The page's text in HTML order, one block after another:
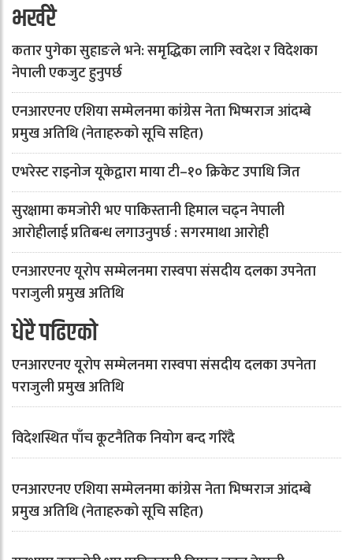
भर्खरै
कतार पुगेका सुहाङले भने: समृद्धिका लागि स्वदेश र विदेशका
नेपाली एकजुट हुनुपर्छ
एनआरएनए एशिया सम्मेलनमा कांग्रेस नेता भिष्मराज आंदम्बे
प्रमुख अतिथि (नेताहरुको सूचि सहित)
एभरेस्ट राइनोज यूकेद्वारा माया टी–१० क्रिकेट उपाधि जित
सुरक्षामा कमजोरी भए पाकिस्तानी हिमाल चढ्न नेपाली
आरोहीलाई प्रतिबन्ध लगाउनुपर्छ : सगरमाथा आरोही
एनआरएनए यूरोप सम्मेलनमा रास्वपा संसदीय दलका उपनेता
पराजुली प्रमुख अतिथि
धेरै पढिएको
एनआरएनए यूरोप सम्मेलनमा रास्वपा संसदीय दलका उपनेता
पराजुली प्रमुख अतिथि
विदेशस्थित पाँच कूटनैतिक नियोग बन्द गरिँदै
एनआरएनए एशिया सम्मेलनमा कांग्रेस नेता भिष्मराज आंदम्बे
प्रमुख अतिथि (नेताहरुको सूचि सहित)